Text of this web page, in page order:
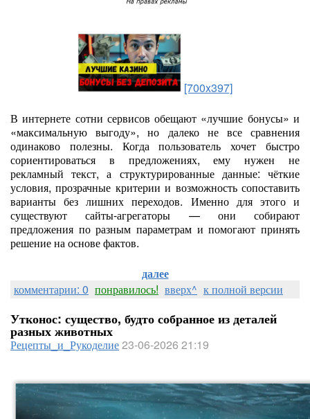
[700x397]
В интернете сотни сервисов обещают «лучшие бонусы» и
«максимальную выгоду», но далеко не все сравнения
одинаково полезны. Когда пользователь хочет быстро
сориентироваться в предложениях, ему нужен не
рекламный текст, а структурированные данные: чёткие
условия, прозрачные критерии и возможность сопоставить
варианты без лишних переходов. Именно для этого и
существуют сайты-агрегаторы — они собирают
предложения по разным параметрам и помогают принять
решение на основе фактов.
далее
комментарии: 0 понравилось! вверх^ к полной версии
Утконос: существо, будто собранное из деталей
разных животных
Рецепты_и_Рукоделие23-06-2026 21:19